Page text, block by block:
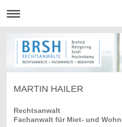
MARTIN HAILER
Rechtsanwalt
Fachanwalt für Miet- und